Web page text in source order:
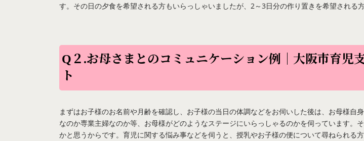
す。その日の夕食を希望される方もいらっしゃいましたが、2～3日分の作り置きを希望される方
Q２.お母さまとのコミュニケーション例｜大阪市育児
ト
まずはお子様のお名前や月齢を確認し、お子様の当日の体調などをお伺いした後は、お母様自
なのか専業主婦なのか等、お母様がどのようなステージにいらっしゃるのかを伺っています。
かと思うからです。育児に関する悩み事などを伺うと、授乳やお子様の便について尋ねられる